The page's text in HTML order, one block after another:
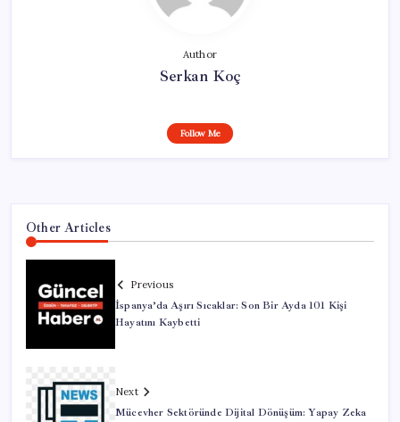
Author
Serkan Koç
Follow Me
Other Articles
Previous
İspanya’da Aşırı Sıcaklar: Son Bir Ayda 101 Kişi
Hayatını Kaybetti
Next
Mücevher Sektöründe Dijital Dönüşüm: Yapay Zeka